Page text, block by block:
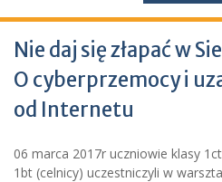
Nie daj się złapać w
O cyberprzemocy i
od Internetu
06 marca 2017r uczniowie klasy
1bt (celnicy) uczestniczyli w